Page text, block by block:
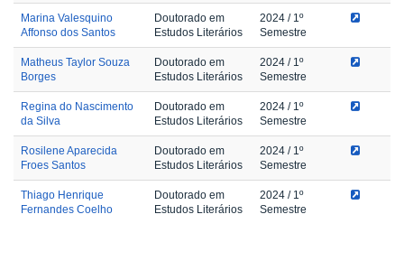
Marina Valesquino
Affonso dos Santos
Doutorado em
Estudos Literários
2024 / 1º
Semestre
Matheus Taylor Souza
Borges
Doutorado em
Estudos Literários
2024 / 1º
Semestre
Regina do Nascimento
da Silva
Doutorado em
Estudos Literários
2024 / 1º
Semestre
Rosilene Aparecida
Froes Santos
Doutorado em
Estudos Literários
2024 / 1º
Semestre
Thiago Henrique
Fernandes Coelho
Doutorado em
Estudos Literários
2024 / 1º
Semestre